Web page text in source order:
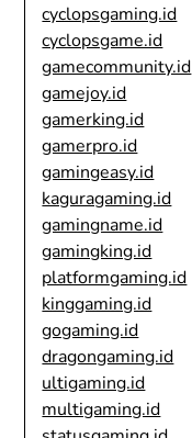
cyclopsgaming.id
cyclopsgame.id
gamecommunity.id
gamejoy.id
gamerking.id
gamerpro.id
gamingeasy.id
kaguragaming.id
gamingname.id
gamingking.id
platformgaming.id
kinggaming.id
gogaming.id
dragongaming.id
ultigaming.id
multigaming.id